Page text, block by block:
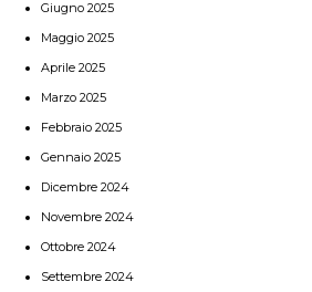
Giugno 2025
Maggio 2025
Aprile 2025
Marzo 2025
Febbraio 2025
Gennaio 2025
Dicembre 2024
Novembre 2024
Ottobre 2024
Settembre 2024